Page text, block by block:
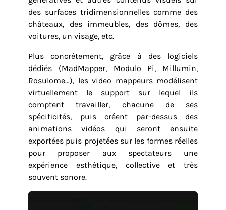
des surfaces tridimensionnelles comme des
châteaux, des immeubles, des dômes, des
voitures, un visage, etc.
Plus concrètement, grâce à des logiciels
dédiés (MadMapper, Modulo Pi, Millumin,
Rosulome…), les video mappeurs modélisent
virtuellement le support sur lequel ils
comptent travailler, chacune de ses
spécificités, puis créent par-dessus des
animations vidéos qui seront ensuite
exportées puis projetées sur les formes réelles
pour proposer aux spectateurs une
expérience esthétique, collective et très
souvent sonore.